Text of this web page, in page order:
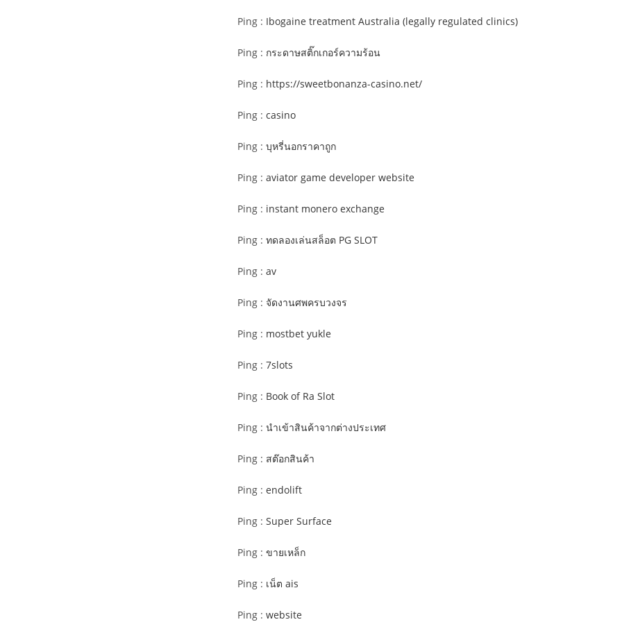
Ping : Ibogaine treatment Australia (legally regulated clinics)
Ping : กระดาษสติ๊กเกอร์ความร้อน
Ping : https://sweetbonanza-casino.net/
Ping : casino
Ping : บุหรี่นอกราคาถูก
Ping : aviator game developer website
Ping : instant monero exchange
Ping : ทดลองเล่นสล็อต PG SLOT
Ping : av
Ping : จัดงานศพครบวงจร
Ping : mostbet yukle
Ping : 7slots
Ping : Book of Ra Slot
Ping : นำเข้าสินค้าจากต่างประเทศ
Ping : สต๊อกสินค้า
Ping : endolift
Ping : Super Surface
Ping : ขายเหล็ก
Ping : เน็ต ais
Ping : website